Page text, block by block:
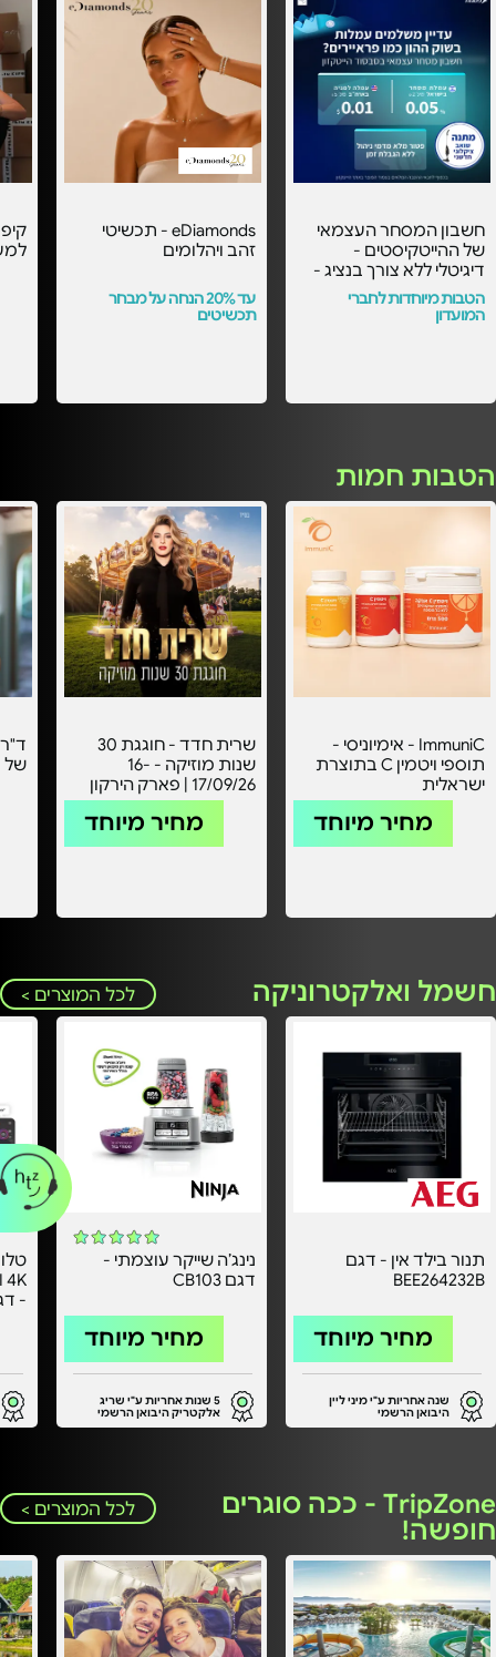
חשבון המסחר העצמאי
של ההייטקיסטים -
דיגיטלי ללא צורך בנציג -
עם העמלות הכי
משתלמות בסבסוד
הייטקזון! -
הטבות מיוחדות לחברי
המועדון
eDiamonds - תכשיטי
זהב ויהלומים
עד 20% הנחה על מבחר
תכשיטים
הטבות חמות
ImmuniC - אימיוניסי -
תוספי ויטמין C בתוצרת
ישראלית
מחיר מיוחד
שרית חדד - חוגגת 30
שנות מוזיקה - 16-
17/09/26 | פארק הירקון
מחיר מיוחד
של
חשמל ואלקטרוניקה לכל המוצרים >
תנור בילד אין - דגם
BEE264232B
מחיר מיוחד
שנה אחריות ע"י מיני ליין
היבואן הרשמי
נינג’ה שייקר עוצמתי -
דגם CB103
מחיר מיוחד
5 שנות אחריות ע"י שריג
אלקטריק היבואן הרשמי
TripZone - ככה סוגרים
חופשה!
לכל המוצרים >